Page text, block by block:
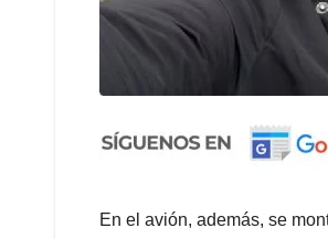
En el avión, además, se